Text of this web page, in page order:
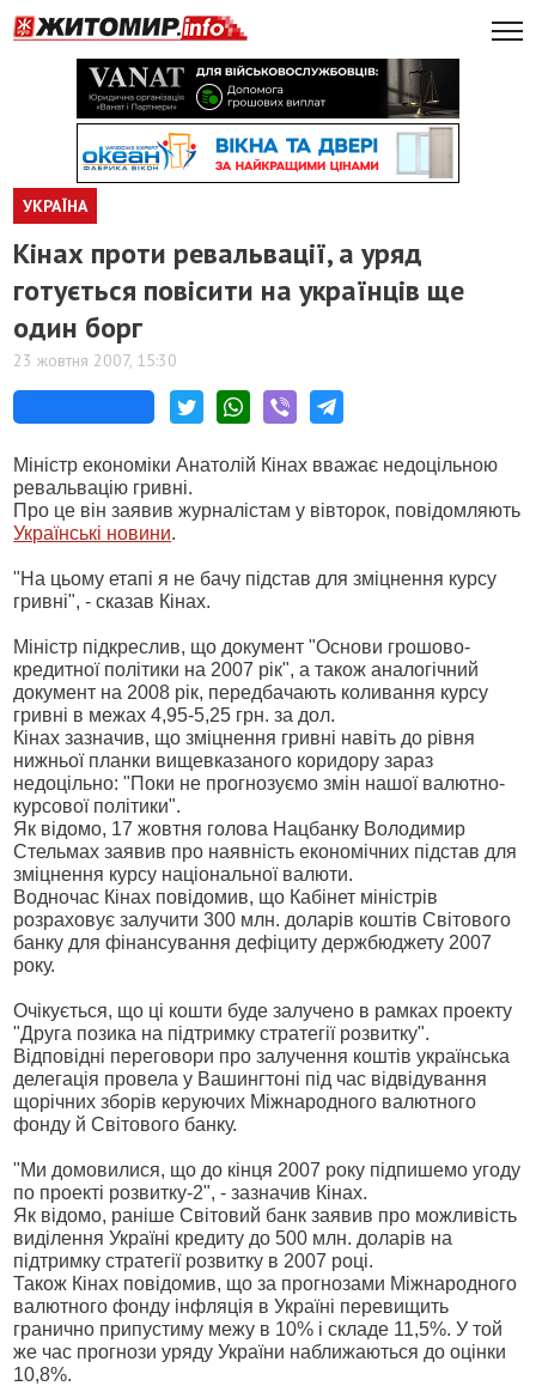
УКРАЇНА
Кінах проти ревальвації, а уряд
готується повісити на українців ще
один борг
23 жовтня 2007, 15:30
Міністр економіки Анатолій Кінах вважає недоцільною
ревальвацію гривні.
Про це він заявив журналістам у вівторок, повідомляють
Українські новини.
"На цьому етапі я не бачу підстав для зміцнення курсу
гривні", - сказав Кінах.
Міністр підкреслив, що документ "Основи грошово-
кредитної політики на 2007 рік", а також аналогічний
документ на 2008 рік, передбачають коливання курсу
гривні в межах 4,95-5,25 грн. за дол.
Кінах зазначив, що зміцнення гривні навіть до рівня
нижньої планки вищевказаного коридору зараз
недоцільно: "Поки не прогнозуємо змін нашої валютно-
курсової політики".
Як відомо, 17 жовтня голова Нацбанку Володимир
Стельмах заявив про наявність економічних підстав для
зміцнення курсу національної валюти.
Водночас Кінах повідомив, що Кабінет міністрів
розраховує залучити 300 млн. доларів коштів Світового
банку для фінансування дефіциту держбюджету 2007
року.
Очікується, що ці кошти буде залучено в рамках проекту
"Друга позика на підтримку стратегії розвитку".
Відповідні переговори про залучення коштів українська
делегація провела у Вашингтоні під час відвідування
щорічних зборів керуючих Міжнародного валютного
фонду й Світового банку.
"Ми домовилися, що до кінця 2007 року підпишемо угоду
по проекті розвитку-2", - зазначив Кінах.
Як відомо, раніше Світовий банк заявив про можливість
виділення Україні кредиту до 500 млн. доларів на
підтримку стратегії розвитку в 2007 році.
Також Кінах повідомив, що за прогнозами Міжнародного
валютного фонду інфляція в Україні перевищить
гранично припустиму межу в 10% і складе 11,5%. У той
же час прогнози уряду України наближаються до оцінки
10,8%.